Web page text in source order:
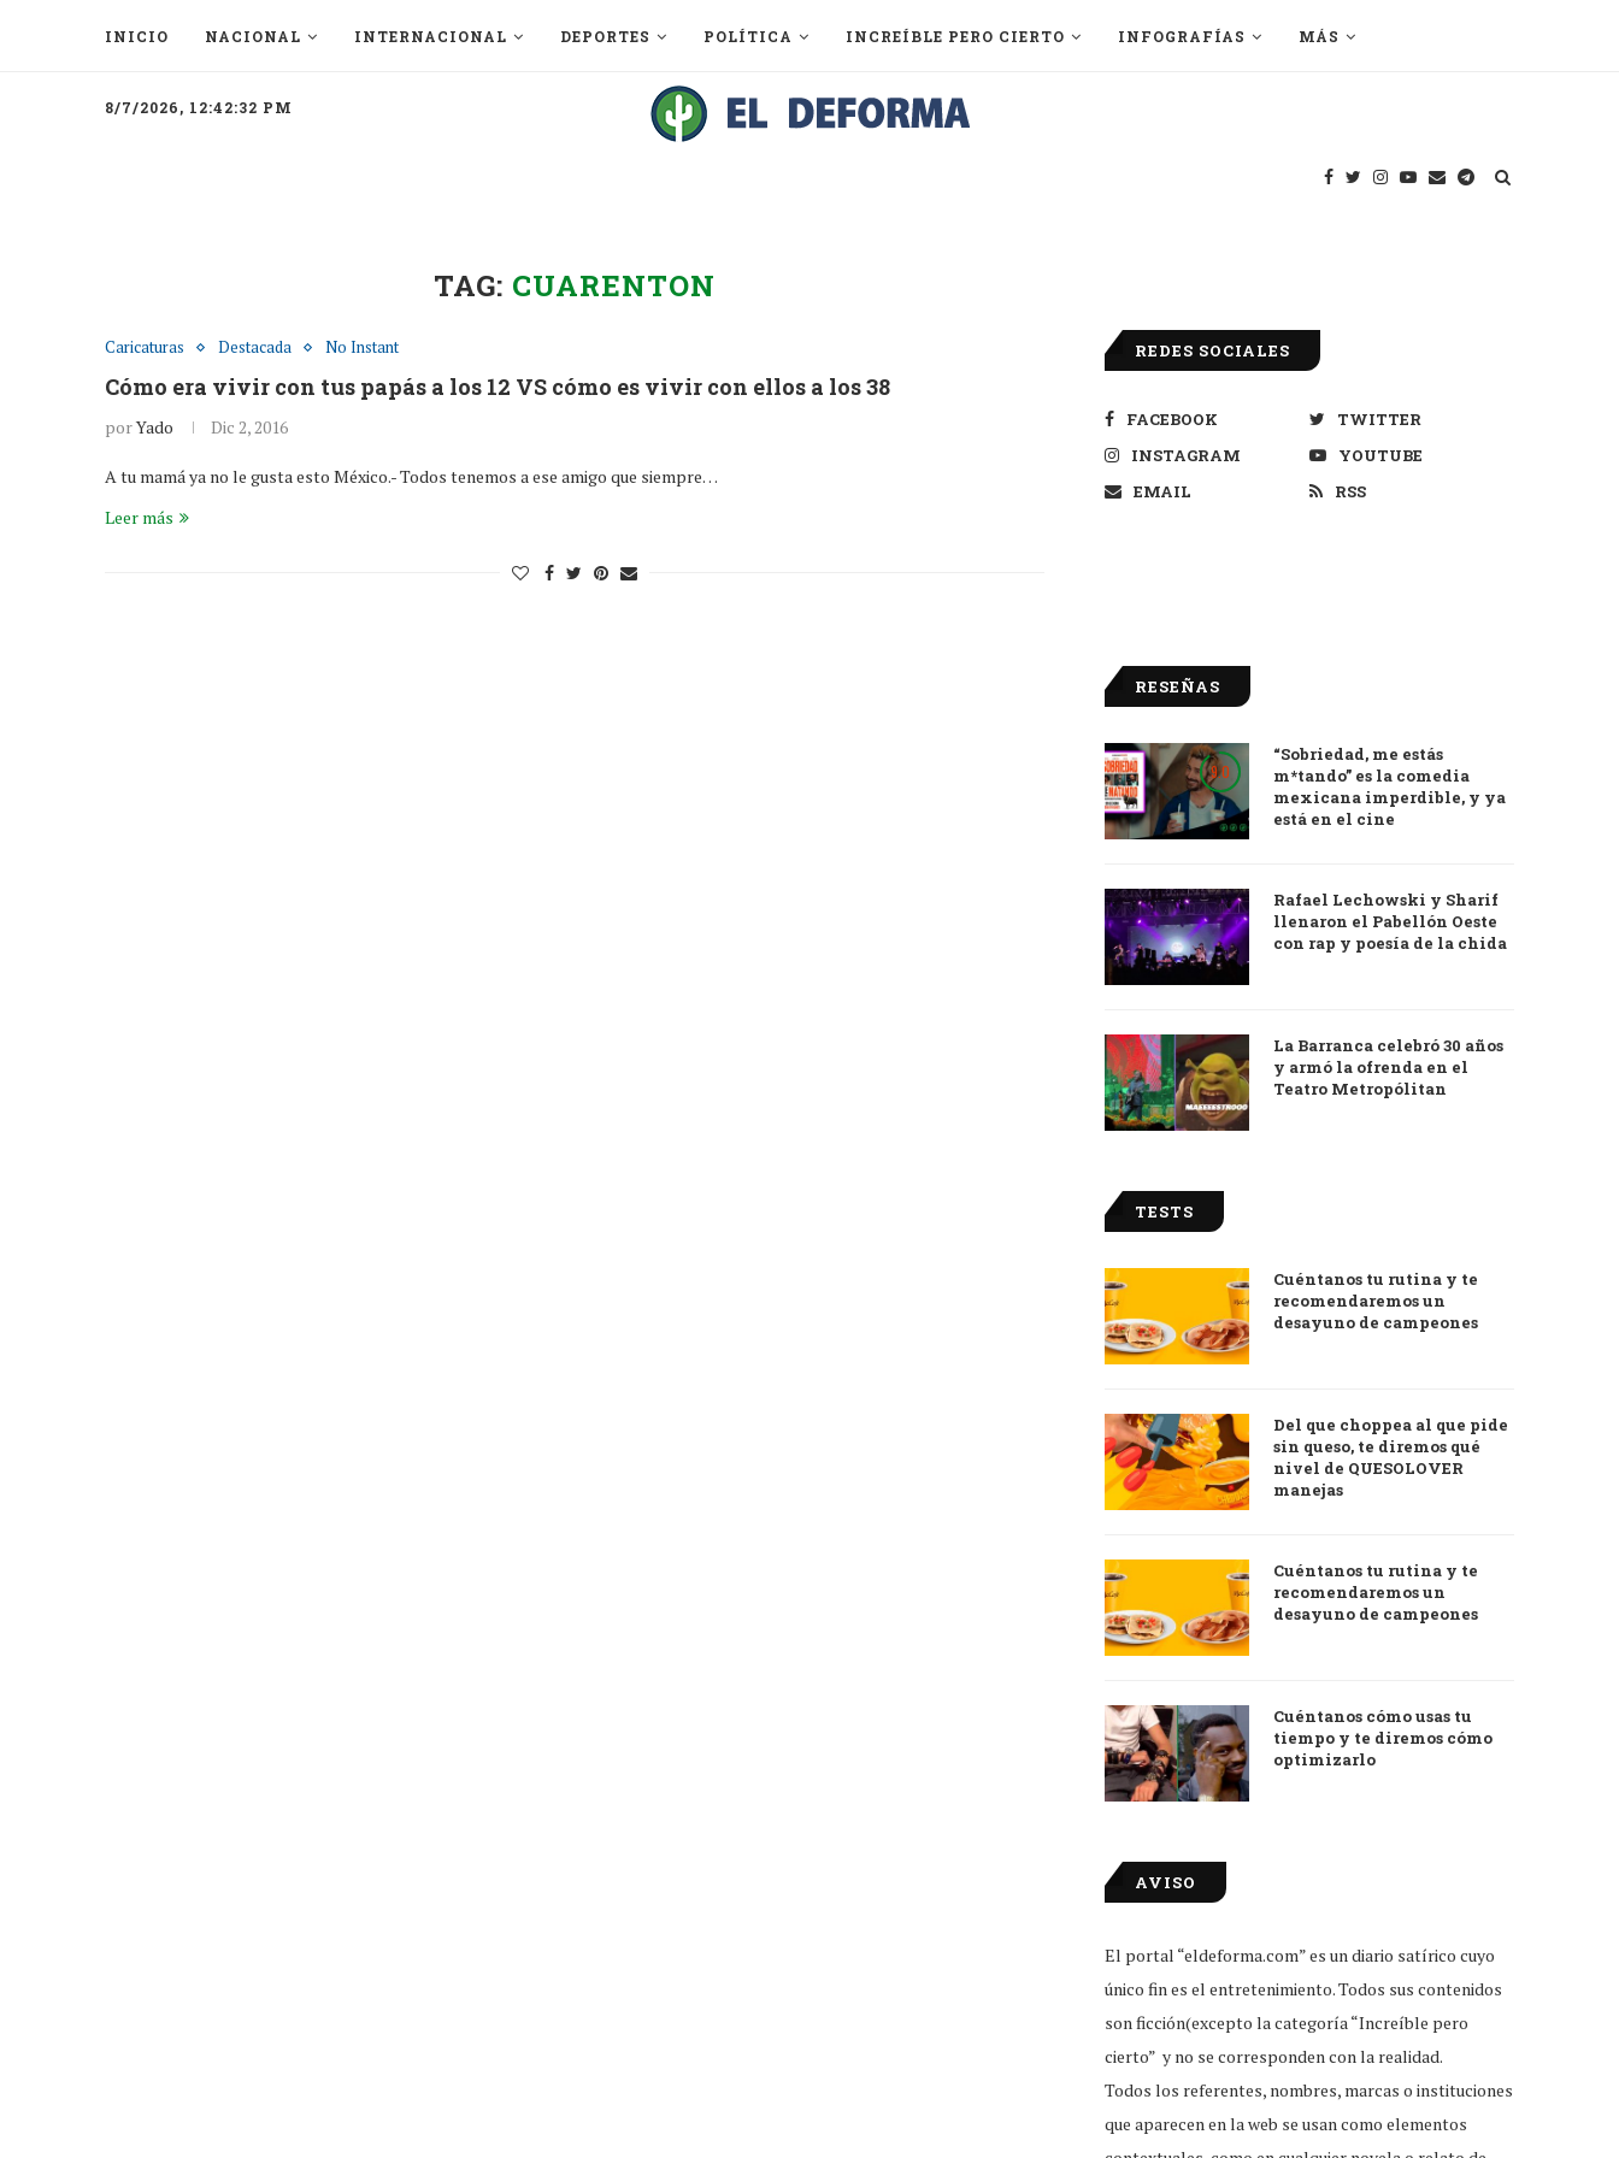
INICIO NACIONAL INTERNACIONAL DEPORTES POLÍTICA INCREÍBLE PERO CIERTO INFOGRAFÍAS MÁS
8/7/2026, 12:42:32 PM
TAG: CUARENTON
Caricaturas Destacada No Instant
Cómo era vivir con tus papás a los 12 VS cómo es vivir con ellos a los 38
porYado Dic 2, 2016
A tu mamá ya no le gusta esto México.- Todos tenemos a ese amigo que siempre…
Leer más
REDES SOCIALES
FACEBOOK
TWITTER
INSTAGRAM
YOUTUBE
EMAIL
RSS
RESEÑAS
9.0
“Sobriedad, me estás
m*tando” es la comedia
mexicana imperdible, y ya
está en el cine
Rafael Lechowski y Sharif
llenaron el Pabellón Oeste
con rap y poesía de la chida
La Barranca celebró 30 años
y armó la ofrenda en el
Teatro Metropólitan
TESTS
Cuéntanos tu rutina y te
recomendaremos un
desayuno de campeones
Del que choppea al que pide
sin queso, te diremos qué
nivel de QUESOLOVER
manejas
Cuéntanos tu rutina y te
recomendaremos un
desayuno de campeones
Cuéntanos cómo usas tu
tiempo y te diremos cómo
optimizarlo
AVISO
El portal “eldeforma.com” es un diario satírico cuyo
único fin es el entretenimiento. Todos sus contenidos
son ficción(excepto la categoría “Increíble pero
cierto” y no se corresponden con la realidad.
Todos los referentes, nombres, marcas o instituciones
que aparecen en la web se usan como elementos